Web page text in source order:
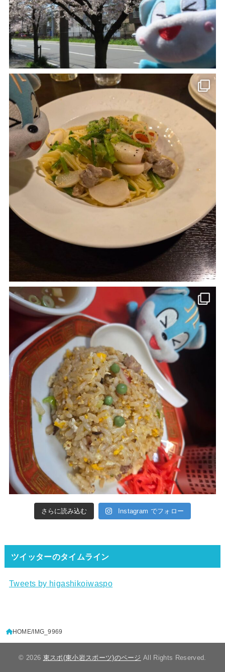
さらに読み込む Instagram でフォロー
ツイッターのタイムライン
Tweets by higashikoiwaspo
HOME IMG_9969
© 2026 東スポ(東小岩スポーツ)のページ All Rights Reserved.